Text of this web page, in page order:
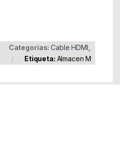
Categorías:Cable HDMI
Etiqueta: Almacen M